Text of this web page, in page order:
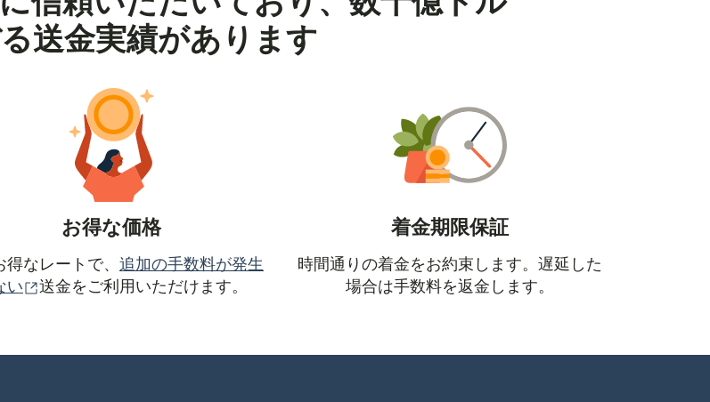
送金実績があります
お得な価格
得なレートで、 追加の手数料が発生
い
（別ウィンドウで開きます）
送金をご利用いただけます。
着金期限保証
時間通りの着金をお約束します。遅延した
場合は手数料を返金します。